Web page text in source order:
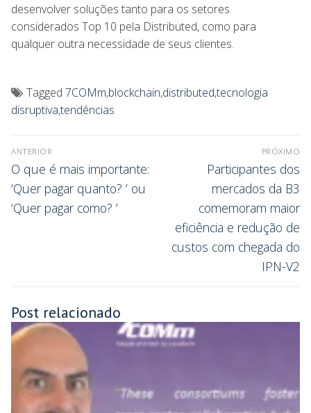
desenvolver soluções tanto para os setores
considerados Top 10 pela Distributed, como para
qualquer outra necessidade de seus clientes.
Tagged 7COMm,blockchain,distributed,tecnologia
disruptiva,tendências
ANTERIOR
O que é mais importante:
‘Quer pagar quanto? ’ ou
‘Quer pagar como? ’
PRÓXIMO
Participantes dos
mercados da B3
comemoram maior
eficiência e redução de
custos com chegada do
IPN-V2
Post relacionado